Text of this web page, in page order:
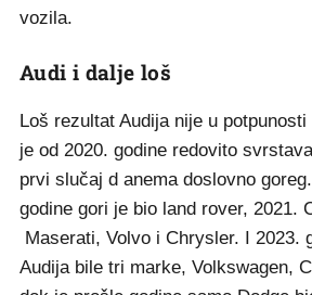
vozila.
Audi i dalje loš
Loš rezultat Audija nije u
je od 2020. godine redovito
prvi slučaj d anema doslovno
godine gori je bio land rover, 2021.
Maserati, Volvo i Chrysler. I 2023.
Audija bile tri marke, Volkswagen,